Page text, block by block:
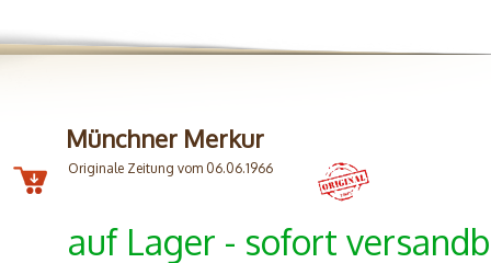
Münchner Merkur
Originale Zeitung vom 06.06.1966
auf Lager - sofort